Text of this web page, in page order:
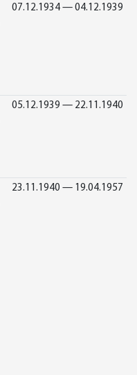
07.12.1934 — 04.12.1939
05.12.1939 — 22.11.1940
23.11.1940 — 19.04.1957